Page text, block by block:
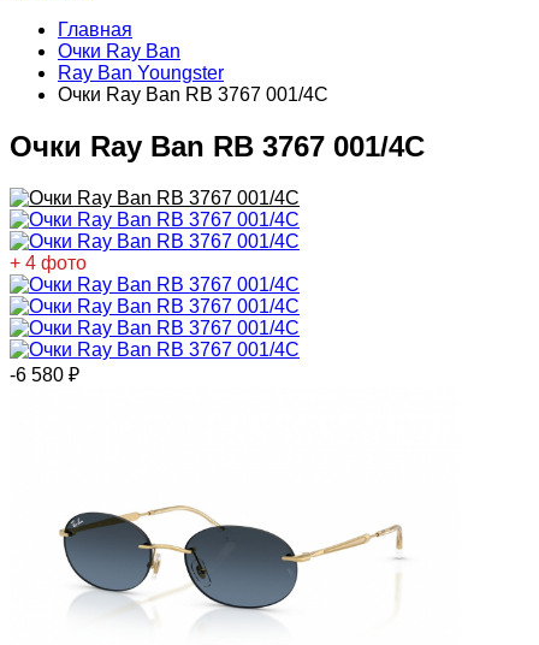
Главная
Очки Ray Ban
Ray Ban Youngster
Очки Ray Ban RB 3767 001/4C
Очки Ray Ban RB 3767 001/4C
+ 4 фото
-6 580 ₽